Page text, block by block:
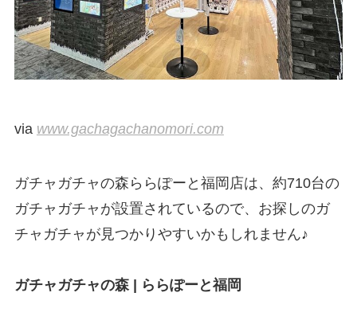
via www.gachagachanomori.com
ガチャガチャの森ららぽーと福岡店は、約710台の
ガチャガチャが設置されているので、お探しのガ
チャガチャが見つかりやすいかもしれません♪
ガチャガチャの森 | ららぽーと福岡